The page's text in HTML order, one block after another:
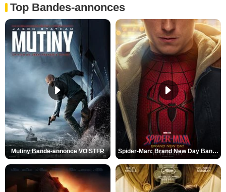
Top Bandes-annonces
Mutiny Bande-annonce VO STFR Spider-Man: Brand New Day Bande-annonce VO STFR